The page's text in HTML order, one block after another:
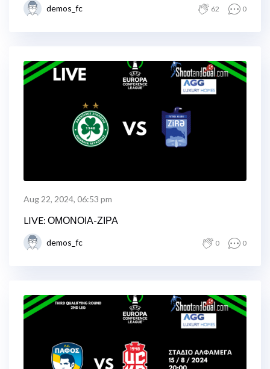
demos_fc 62 0
Aug 22, 2024, 06:53 pm
LIVE: ΟΜΟΝΟΙΑ-ΖΙΡΑ
demos_fc 0 0